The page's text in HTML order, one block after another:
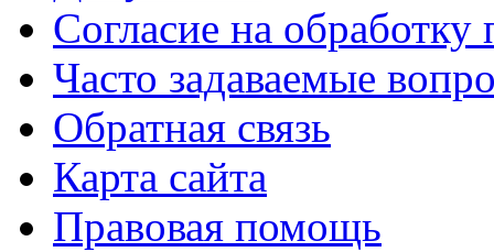
Согласие на
Часто задаваемые
Обратная связь
Карта сайта
Правовая помощь